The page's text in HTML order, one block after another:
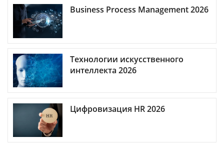
Business Process Management 2026
Технологии искусственного
интеллекта 2026
Цифровизация HR 2026